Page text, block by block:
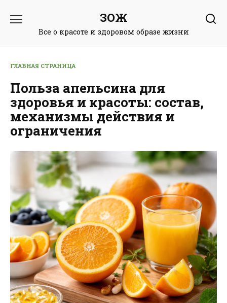
содержанию
ЗОЖ
Все о красоте и здоровом образе жизни
ГЛАВНАЯ СТРАНИЦА
Польза апельсина для
здоровья и красоты: состав,
механизмы действия и
ограничения